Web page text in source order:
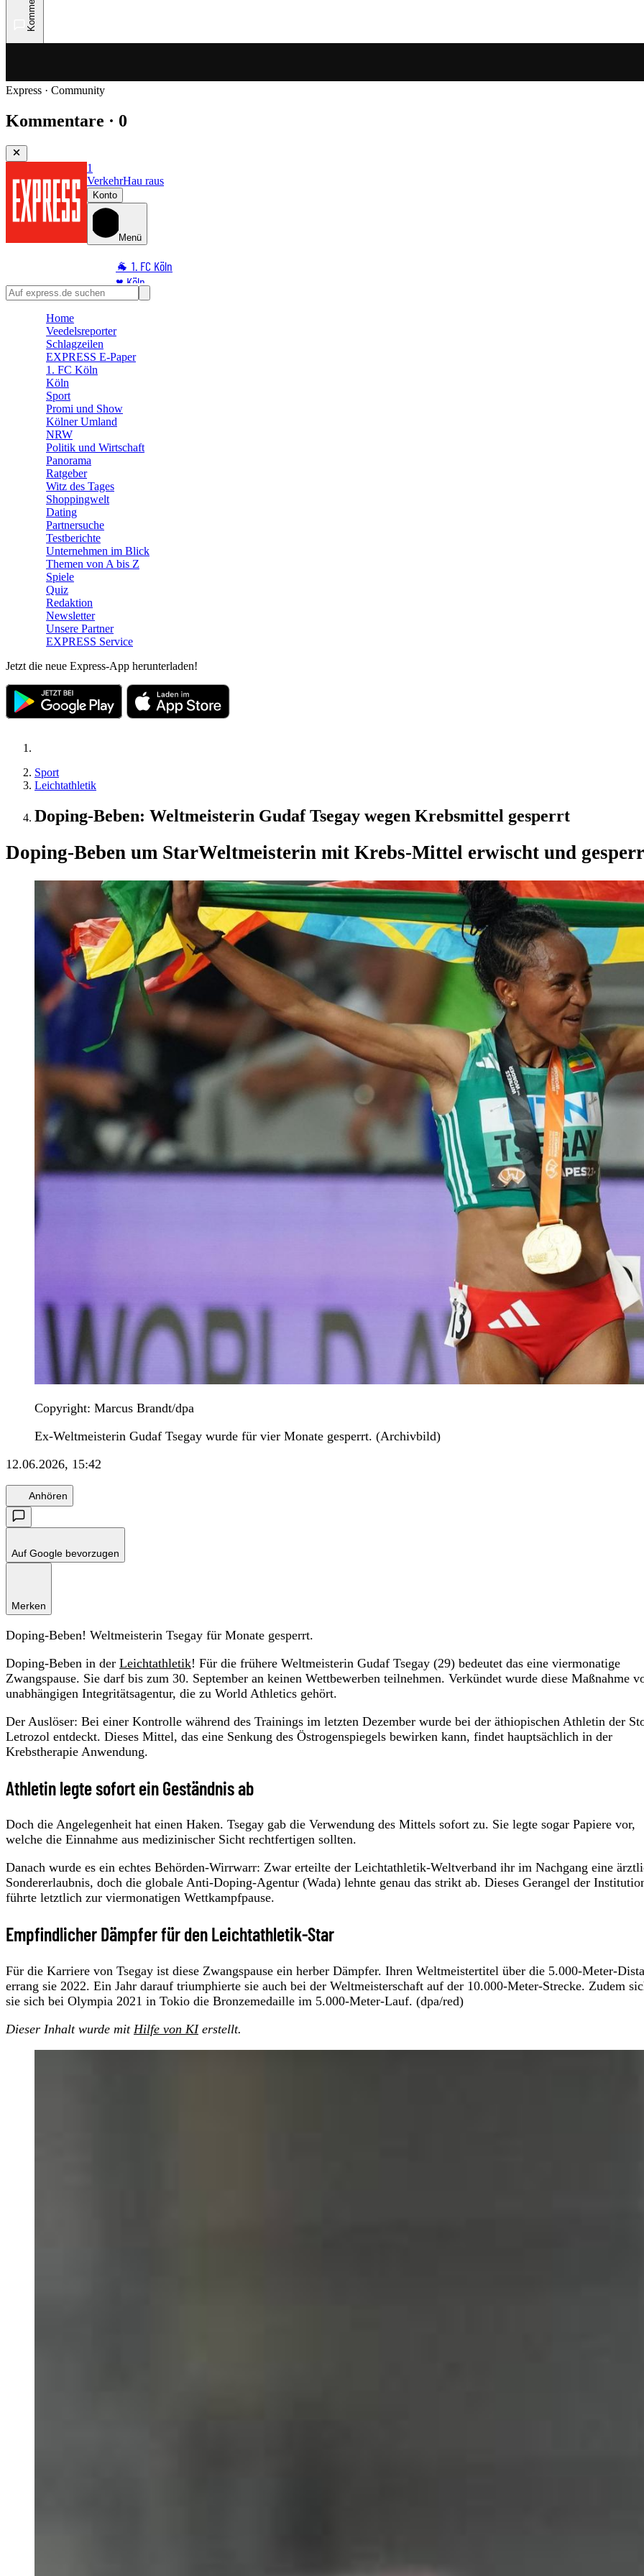
Express · Community
Kommentare · 0
1
VerkehrHau raus
Konto
Menü
🐐 1. FC Köln
♥️ Köln
⭐ Promi
🛒 Shoppingwelt
🧩 Spiele
Home
Veedelsreporter
Schlagzeilen
EXPRESS E-Paper
1. FC Köln
Köln
Sport
Promi und Show
Kölner Umland
NRW
Politik und Wirtschaft
Panorama
Ratgeber
Witz des Tages
Shoppingwelt
Dating
Partnersuche
Testberichte
Unternehmen im Blick
Themen von A bis Z
Spiele
Quiz
Redaktion
Newsletter
Unsere Partner
EXPRESS Service
Jetzt die neue Express-App herunterladen!
Sport
Leichtathletik
Doping-Beben: Weltmeisterin Gudaf Tsegay wegen Krebsmittel gesperrt
Doping-Beben um StarWeltmeisterin mit Krebs-Mittel erwischt und
Copyright: Marcus Brandt/dpa
Ex-Weltmeisterin Gudaf Tsegay wurde für vier Monate gesperrt. (Archivbild)
12.06.2026, 15:42
Anhören
Auf Google bevorzugen
Merken
Doping-Beben! Weltmeisterin Tsegay für Monate gesperrt.
Doping-Beben in der Leichtathletik! Für die frühere Weltmeisterin Gudaf Tsegay (29) bedeutet das eine viermonatige
Zwangspause. Sie darf bis zum 30. September an keinen Wettbewerben teilnehmen. Verkündet wurde diese Maßnahme
unabhängigen Integritätsagentur, die zu World Athletics gehört.
Der Auslöser: Bei einer Kontrolle während des Trainings im letzten Dezember wurde bei der äthiopischen Athletin der
Letrozol entdeckt. Dieses Mittel, das eine Senkung des Östrogenspiegels bewirken kann, findet hauptsächlich in der
Krebstherapie Anwendung.
Athletin legte sofort ein Geständnis ab
Doch die Angelegenheit hat einen Haken. Tsegay gab die Verwendung des Mittels sofort zu. Sie legte sogar Papiere vor,
welche die Einnahme aus medizinischer Sicht rechtfertigen sollten.
Danach wurde es ein echtes Behörden-Wirrwarr: Zwar erteilte der Leichtathletik-Weltverband ihr im Nachgang eine
Sondererlaubnis, doch die globale Anti-Doping-Agentur (Wada) lehnte genau das strikt ab. Dieses Gerangel der
führte letztlich zur viermonatigen Wettkampfpause.
Empfindlicher Dämpfer für den Leichtathletik-Star
Für die Karriere von Tsegay ist diese Zwangspause ein herber Dämpfer. Ihren Weltmeistertitel über die 5.000-Meter-
errang sie 2022. Ein Jahr darauf triumphierte sie auch bei der Weltmeisterschaft auf der 10.000-Meter-Strecke. Zudem
sie sich bei Olympia 2021 in Tokio die Bronzemedaille im 5.000-Meter-Lauf. (dpa/red)
Dieser Inhalt wurde mit Hilfe von KIerstellt.